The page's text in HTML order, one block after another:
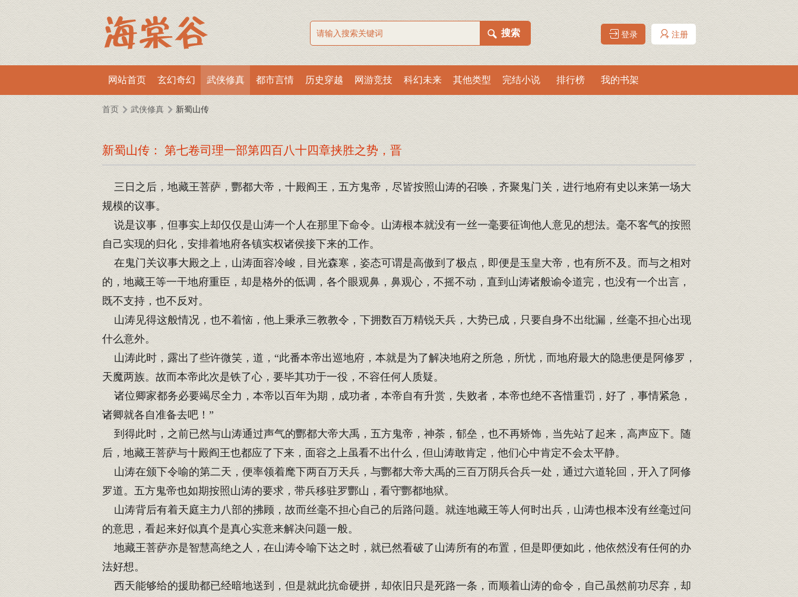
登录 注册
网站首页 玄幻奇幻 武侠修真 都市言情 历史穿越 网游竞技 科幻未来 其他类型 完结小说 排行榜 我的书架
首页 武侠修真 新蜀山传
新蜀山传： 第七卷司理一部第四百八十四章挟胜之势，晋
三日之后，地藏王菩萨，酆都大帝，十殿阎王，五方鬼帝，尽皆按照山涛的召唤，齐聚鬼门关，进行地府有史以来第一场大
规模的议事。
说是议事，但事实上却仅仅是山涛一个人在那里下命令。山涛根本就没有一丝一毫要征询他人意见的想法。毫不客气的按照
自己实现的归化，安排着地府各镇实权诸侯接下来的工作。
在鬼门关议事大殿之上，山涛面容冷峻，目光森寒，姿态可谓是高傲到了极点，即便是玉皇大帝，也有所不及。而与之相对
的，地藏王等一干地府重臣，却是格外的低调，各个眼观鼻，鼻观心，不摇不动，直到山涛诸般谕令道完，也没有一个出言，
既不支持，也不反对。
山涛见得这般情况，也不着恼，他上秉承三教教令，下拥数百万精锐天兵，大势已成，只要自身不出纰漏，丝毫不担心出现
什么意外。
山涛此时，露出了些许微笑，道，“此番本帝出巡地府，本就是为了解决地府之所急，所忧，而地府最大的隐患便是阿修罗，
天魔两族。故而本帝此次是铁了心，要毕其功于一役，不容任何人质疑。
诸位卿家都务必要竭尽全力，本帝以百年为期，成功者，本帝自有升赏，失败者，本帝也绝不吝惜重罚，好了，事情紧急，
诸卿就各自准备去吧！”
到得此时，之前已然与山涛通过声气的酆都大帝大禹，五方鬼帝，神荼，郁垒，也不再矫饰，当先站了起来，高声应下。随
后，地藏王菩萨与十殿阎王也都应了下来，面容之上虽看不出什么，但山涛敢肯定，他们心中肯定不会太平静。
山涛在颁下令喻的第二天，便率领着麾下两百万天兵，与酆都大帝大禹的三百万阴兵合兵一处，通过六道轮回，开入了阿修
罗道。五方鬼帝也如期按照山涛的要求，带兵移驻罗酆山，看守酆都地狱。
山涛背后有着天庭主力八部的拂顾，故而丝毫不担心自己的后路问题。就连地藏王等人何时出兵，山涛也根本没有丝毫过问
的意思，看起来好似真个是真心实意来解决问题一般。
地藏王菩萨亦是智慧高绝之人，在山涛令喻下达之时，就已然看破了山涛所有的布置，但是即便如此，他依然没有任何的办
法好想。
西天能够给的援助都已经暗地送到，但是就此抗命硬拼，却依旧只是死路一条，而顺着山涛的命令，自己虽然前功尽弃，却